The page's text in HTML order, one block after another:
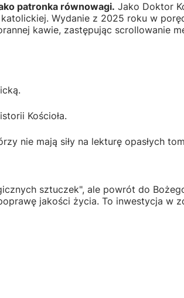
patronka równowagi. Jako Doktor
Wydanie z 2025 roku w
kawie, zastępując scrollowanie
Kościoła.
nie mają siły na lekturę opasłych
sztuczek", ale powrót do
jakości życia. To inwestycja w